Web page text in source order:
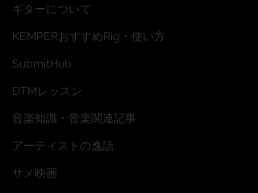
ギターについて
KEMPERおすすめRig・使い方
SubmitHub
DTMレッスン
音楽知識・音楽関連記事
アーティストの逸話
サメ映画